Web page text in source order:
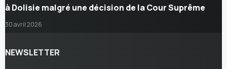
à Dolisie malgré une décision de la Cour Suprême
30 avril 2026
NEWSLETTER